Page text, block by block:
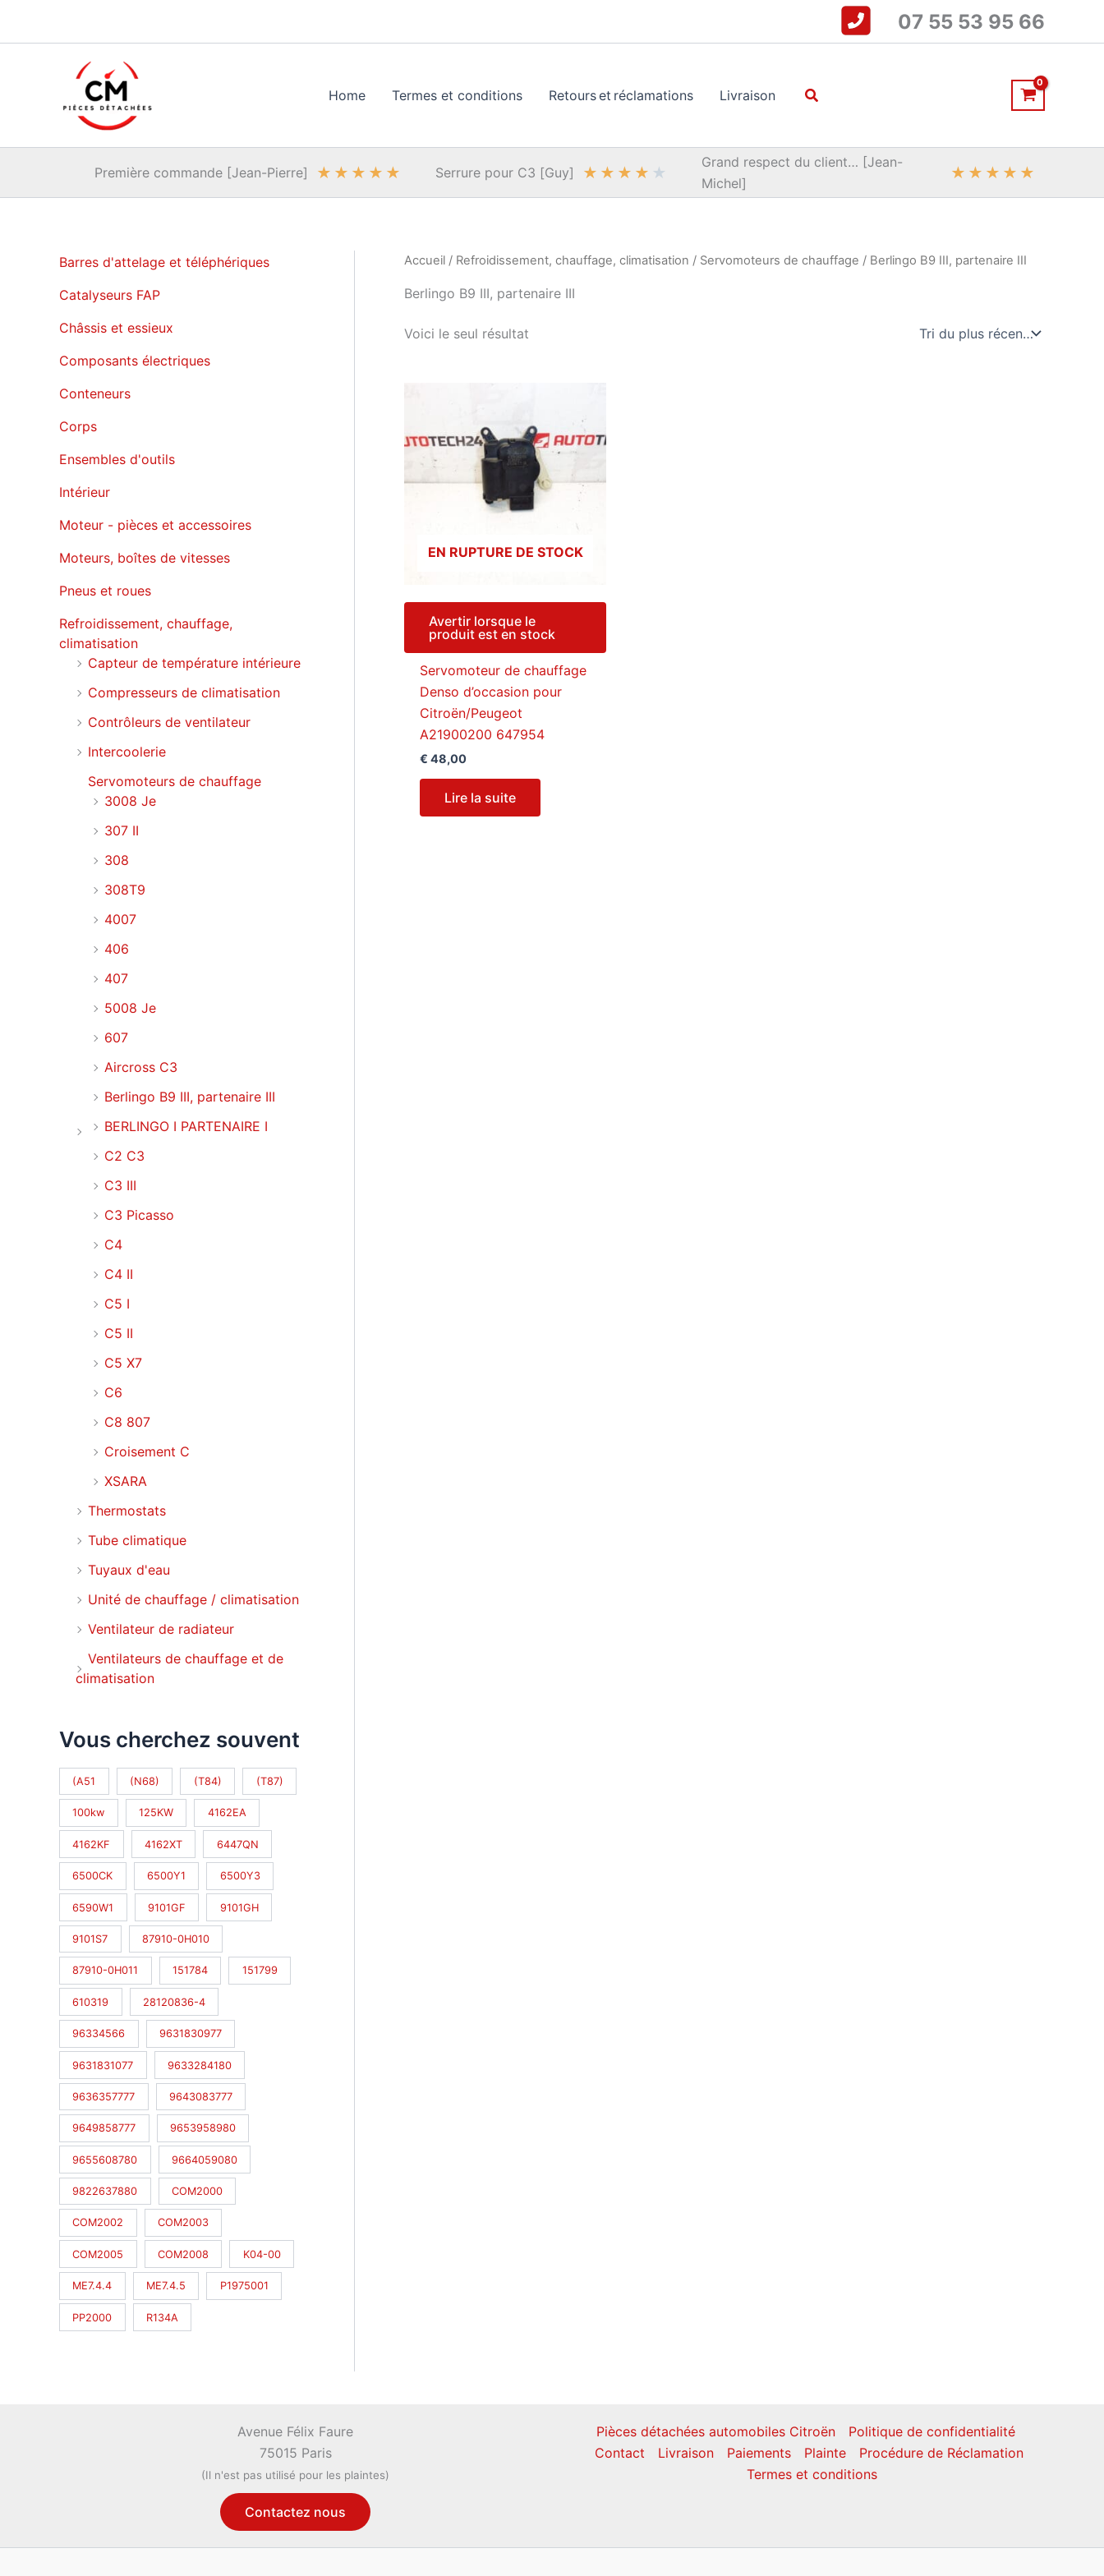
07 55 53 95 66
Home Termes et conditions Retours et réclamations Livraison Rechercher
Première commande [Jean-Pierre] ★ ★ ★ ★ ★ Serrure pour C3 [Guy] ★ ★ ★ ★ ★
Grand respect du client… [Jean-
Michel]
★ ★ ★ ★ ★
Barres d'attelage et téléphériques
Catalyseurs FAP
Châssis et essieux
Composants électriques
Conteneurs
Corps
Ensembles d'outils
Intérieur
Moteur - pièces et accessoires
Moteurs, boîtes de vitesses
Pneus et roues
Refroidissement, chauffage,
climatisation
Capteur de température intérieure
Compresseurs de climatisation
Contrôleurs de ventilateur
Intercoolerie
Servomoteurs de chauffage
3008 Je
307 II
308
308T9
4007
406
407
5008 Je
607
Aircross C3
Berlingo B9 III, partenaire III
BERLINGO I PARTENAIRE I
C2 C3
C3 III
C3 Picasso
C4
C4 II
C5 I
C5 II
C5 X7
C6
C8 807
Croisement C
XSARA
Thermostats
Tube climatique
Tuyaux d'eau
Unité de chauffage / climatisation
Ventilateur de radiateur
Ventilateurs de chauffage et de
climatisation
Vous cherchez souvent
(A51 (N68) (T84) (T87)
100kw 125KW 4162EA
4162KF 4162XT 6447QN
6500CK 6500Y1 6500Y3
6590W1 9101GF 9101GH
9101S7 87910-0H010
87910-0H011 151784 151799
610319 28120836-4
96334566 9631830977
9631831077 9633284180
9636357777 9643083777
9649858777 9653958980
9655608780 9664059080
9822637880 COM2000
COM2002 COM2003
COM2005 COM2008 K04-00
ME7.4.4 ME7.4.5 P1975001
PP2000 R134A
Accueil / Refroidissement, chauffage, climatisation / Servomoteurs de chauffage / Berlingo B9 III, partenaire III
Berlingo B9 III, partenaire III
Voici le seul résultat
EN RUPTURE DE STOCK
Avertir lorsque le
produit est en stock
Servomoteur de chauffage
Denso d’occasion pour
Citroën/Peugeot
A21900200 647954
€ 48,00
Lire la suite
Avenue Félix Faure
75015 Paris
(Il n'est pas utilisé pour les plaintes)
Contactez nous
Pièces détachées automobiles Citroën
Politique de confidentialité
Contact
Livraison Paiements Plainte
Procédure de Réclamation
Termes et conditions